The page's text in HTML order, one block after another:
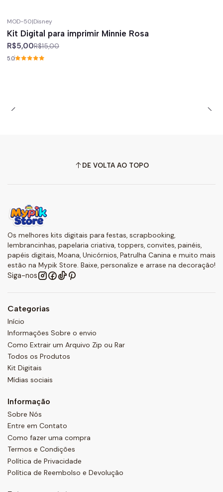
MOD-50|Disney
Kit Digital para imprimir Minnie Rosa
R$5,00R$15,00
5.0
DE VOLTA AO TOPO
Os melhores kits digitais para festas, scrapbooking,
lembrancinhas, papelaria criativa, toppers, convites, painéis,
papéis digitais, Moana, Unicórnios, Patrulha Canina e muito mais
estão na Mypik Store. Baixe, personalize e arrase na decoração!
Siga-nos
Categorias
Início
Informações Sobre o envio
Como Extrair um Arquivo Zip ou Rar
Todos os Produtos
Kit Digitais
Mídias sociais
Informação
Sobre Nós
Entre em Contato
Como fazer uma compra
Termos e Condições
Política de Privacidade
Política de Reembolso e Devolução